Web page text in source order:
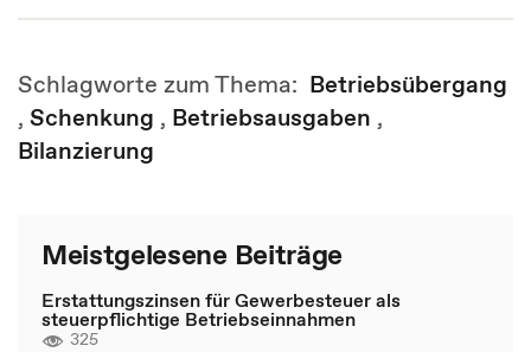
Schlagworte zum Thema: Betriebsübergang
, Schenkung , Betriebsausgaben ,
Bilanzierung
Meistgelesene Beiträge
Erstattungszinsen für Gewerbesteuer als
steuerpflichtige Betriebseinnahmen
325